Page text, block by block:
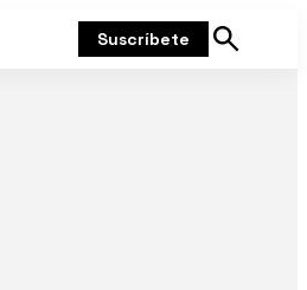
Suscríbete
Mostrar